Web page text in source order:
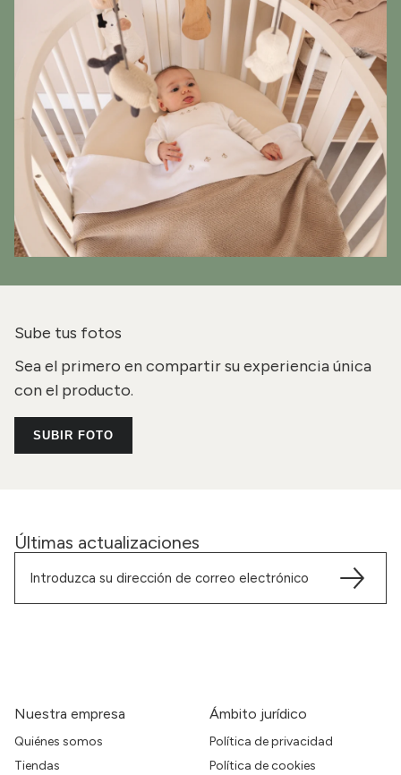
Sube tus fotos
Sea el primero en compartir su experiencia única
con el producto.
SUBIR FOTO
Últimas actualizaciones
Nuestra empresa
Quiénes somos
Tiendas
Ámbito jurídico
Política de privacidad
Política de cookies